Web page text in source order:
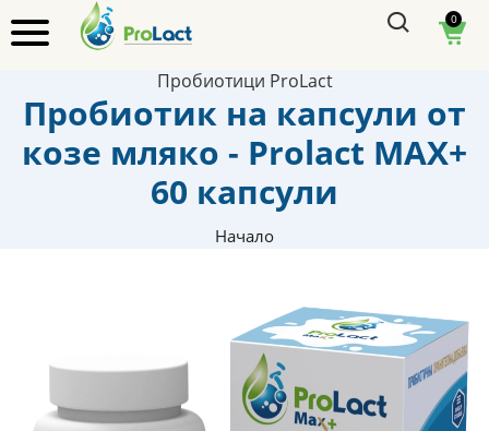
0
Пробиотици ProLact
Пробиотик на капсули от
козе мляко - Prolact MAX+
60 капсули
Начало